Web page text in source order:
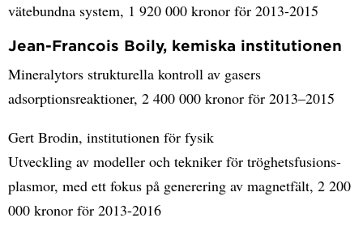
vätebundna system, 1 920 000 kronor för 2013-2015
Jean-Francois Boily, kemiska institutionen
Mineralytors strukturella kontroll av gasers
adsorptionsreaktioner, 2 400 000 kronor för 2013–2015
Gert Brodin, institutionen för fysik
Utveckling av modeller och tekniker för tröghetsfusions-
plasmor, med ett fokus på generering av magnetfält, 2 200
000 kronor för 2013-2016